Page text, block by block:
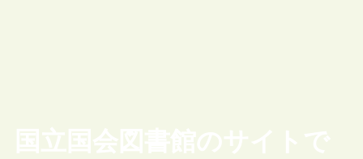
国立国会図書館のサイトで